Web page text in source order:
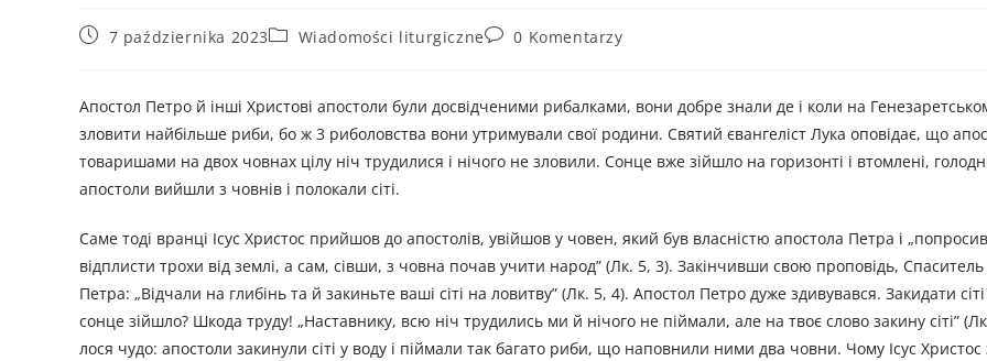
7 października 2023 Wiadomości liturgiczne 0 Komentarzy
Апостол Петро й інші Христові апостоли були досвідченими рибалками, вони добре знали де і коли на
зловити найбільше риби, бо ж 3 риболовства вони утримували свої родини. Святий євангеліст Лука оповідає, що
товаришами на двох човнах цілу ніч трудилися і нічого не зловили. Сонце вже зійшло на горизонті і втомлені,
апостоли вийшли з човнів і полокали сіті.
Саме тоді вранці Ісус Христос прийшов до апостолів, увійшов у човен, який був власністю апостола Петра і
відплисти трохи від землі, а сам, сівши, з човна почав учити народ” (Лк. 5, 3). Закінчивши свою проповідь,
Петра: „Відчали на глибінь та й закиньте ваші сіті на ловитву” (Лк. 5, 4). Апостол Петро дуже здивувався. Закидати
сонце зійшло? Шкода труду! „Наставнику, всю ніч трудились ми й нічого не піймали, але на твоє слово закину сіті”
лося чудо: апостоли закинули сіті у воду і піймали так багато риби, що наповнили ними два човни. Чому Ісус